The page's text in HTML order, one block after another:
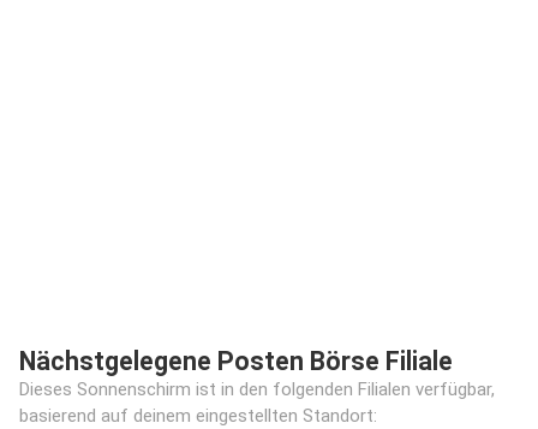
Nächstgelegene Posten Börse Filiale
Dieses Sonnenschirm ist in den folgenden Filialen verfügbar,
basierend auf deinem eingestellten Standort: